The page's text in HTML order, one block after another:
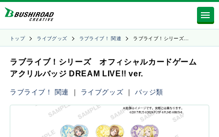
トップ ライブグッズ ラブライブ！ 関連 ラブライブ！シリーズ…
ラブライブ！シリーズ オフィシャルカードゲーム
アクリルバッジ DREAM LIVE!! ver.
ラブライブ！ 関連 ｜ ライブグッズ ｜ バッジ類